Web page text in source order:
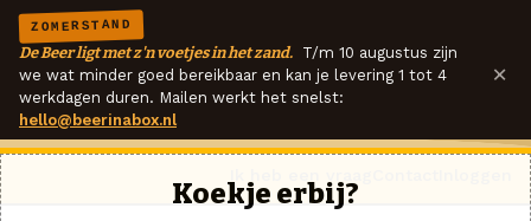
ZOMERSTAND
De Beer ligt met z'n voetjes in het zand. T/m 10 augustus zijn
we wat minder goed bereikbaar en kan je levering 1 tot 4
werkdagen duren. Mailen werkt het snelst:
hello@beerinabox.nl
×
Koekje erbij?